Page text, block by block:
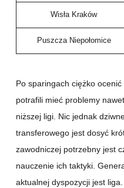
Wisła Kraków
Puszcza Niepołomice
Po sparingach ciężko
potrafili mieć problemy
niższej ligi. Nic jednak
transferowego jest dosyć
zawodniczej potrzebny jest
nauczenie ich taktyki.
aktualnej dyspozycji jest